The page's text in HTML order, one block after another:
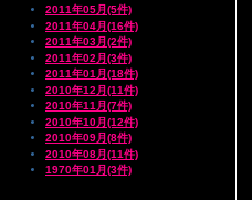
2011年05月(5件)
2011年04月(16件)
2011年03月(2件)
2011年02月(3件)
2011年01月(18件)
2010年12月(11件)
2010年11月(7件)
2010年10月(12件)
2010年09月(8件)
2010年08月(11件)
1970年01月(3件)